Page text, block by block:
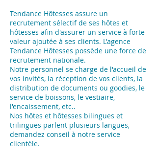
Tendance Hôtesses assure un
recrutement sélectif de ses hôtes et
hôtesses afin d'assurer un service à forte
valeur ajoutée à ses clients. L'agence
Tendance Hôtesses possède une force de
recrutement nationale.
Notre personnel se charge de l'accueil de
vos invités, la réception de vos clients, la
distribution de documents ou goodies, le
service de boissons, le vestiaire,
l'encaissement, etc..
Nos hôtes et hôtesses bilingues et
trilingues parlent plusieurs langues,
demandez conseil à notre service
clientèle.